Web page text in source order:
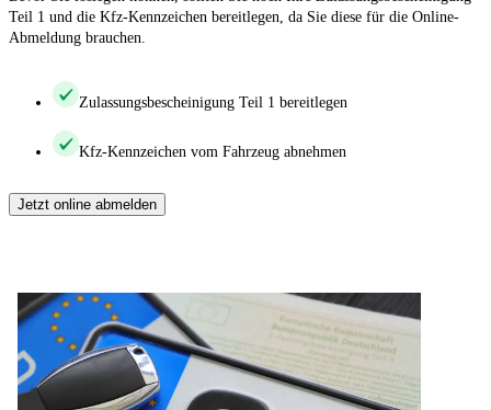
Teil 1 und die Kfz-Kennzeichen bereitlegen, da Sie diese für die Online-
Abmeldung brauchen.
Zulassungsbescheinigung Teil 1 bereitlegen
Kfz-Kennzeichen vom Fahrzeug abnehmen
Jetzt online abmelden